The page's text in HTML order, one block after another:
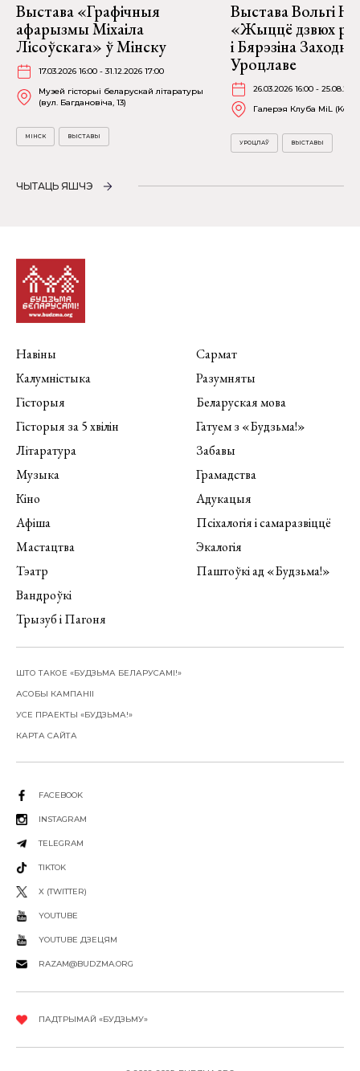
Выстава «Графічныя
афарызмы Міхаіла
Лісоўскага» ў Мінску
17.03.2026 16:00 - 31.12.2026 17:00
Музей гісторыі беларускай літаратуры
(вул. Багдановіча, 13)
МІНСК ВЫСТАВЫ
Выстава Вольгі
«Жыццё дзвюх
і Бярэзіна
Уроцлаве
26.03.2026 16:00 -
Галерэя Клуба MiL
УРОЦЛАЎ ВЫСТАВЫ
ЧЫТАЦЬ ЯШЧЭ
Навіны
Калумністыка
Гісторыя
Гісторыя за 5 хвілін
Літаратура
Музыка
Кіно
Афіша
Мастацтва
Тэатр
Вандроўкі
Трызуб і Пагоня
Сармат
Разумняты
Беларуская мова
Гатуем з «Будзьма!»
Забавы
Грамадства
Адукацыя
Псіхалогія і самаразвіццё
Экалогія
Паштоўкі ад «Будзьма!»
ШТО ТАКОЕ «БУДЗЬМА БЕЛАРУСАМІ!»
АСОБЫ КАМПАНІІ
УСЕ ПРАЕКТЫ «БУДЗЬМА!»
КАРТА САЙТА
FACEBOOK
INSTAGRAM
TELEGRAM
TIKTOK
X (TWITTER)
YOUTUBE
YOUTUBE ДЗЕЦЯМ
RAZAM@BUDZMA.ORG
ПАДТРЫМАЙ «БУДЗЬМУ»